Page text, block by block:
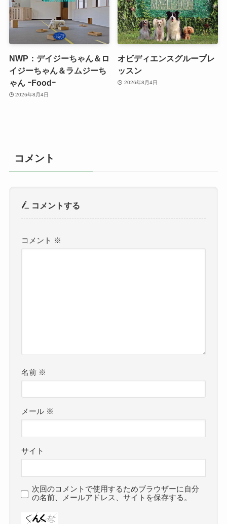
NWP：デイジーちゃん＆ロ
イジーちゃん＆ラムジーち
ゃん ｰFoodｰ
2026年8月4日
オビディエンスグループレ
ッスン
2026年8月4日
コメント
コメントする
コメント ※
名前 ※
メール ※
サイト
次回のコメントで使用するためブラウザーに自分
の名前、メールアドレス、サイトを保存する。